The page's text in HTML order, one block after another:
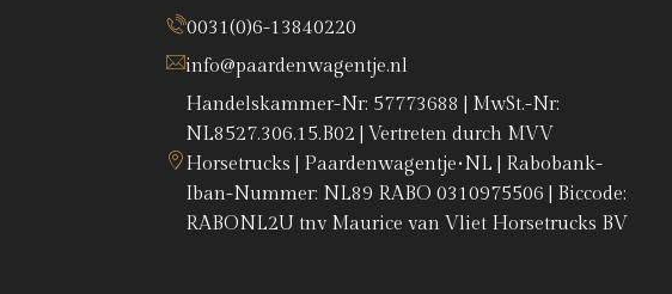
0031(0)6-13840220
info@paardenwagentje.nl
Handelskammer-Nr: 57773688 | MwSt.-Nr:
NL8527.306.15.B02 | Vertreten durch MVV
Horsetrucks | Paardenwagentje•NL | Rabobank-
Iban-Nummer: NL89 RABO 0310975506 | Biccode:
RABONL2U tnv Maurice van Vliet Horsetrucks BV